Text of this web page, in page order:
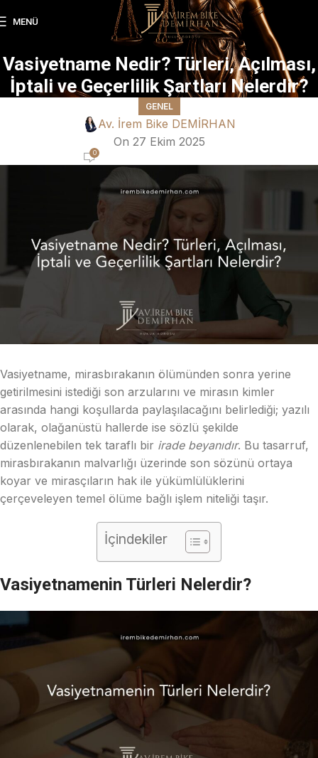
MENÜ
Vasiyetname Nedir? Türleri, Açılması,
İptali ve Geçerlilik Şartları Nelerdir?
GENEL
Av. İrem Bike DEMİRHAN
On 27 Ekim 2025
0
Vasiyetname, mirasbırakanın ölümünden sonra yerine
getirilmesini istediği son arzularını ve mirasın kimler
arasında hangi koşullarda paylaşılacağını belirlediği; yazılı
olarak, olağanüstü hallerde ise sözlü şekilde
düzenlenebilen tek taraflı bir irade beyanıdır. Bu tasarruf,
mirasbırakanın malvarlığı üzerinde son sözünü ortaya
koyar ve mirasçıların hak ile yükümlülüklerini
çerçeveleyen temel ölüme bağlı işlem niteliği taşır.
İçindekiler
Vasiyetnamenin Türleri Nelerdir?